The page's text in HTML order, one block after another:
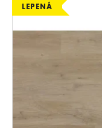
LEPENÁ